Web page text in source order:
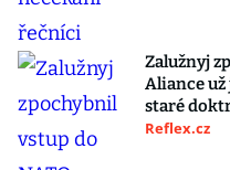
Zalužnyj
Aliance
staré
Reflex.cz